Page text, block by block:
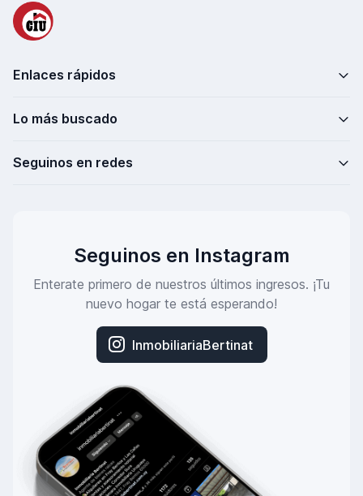
Enlaces rápidos
Lo más buscado
Seguinos en redes
Seguinos en Instagram
Enterate primero de nuestros últimos ingresos. ¡Tu
nuevo hogar te está esperando!
InmobiliariaBertinat